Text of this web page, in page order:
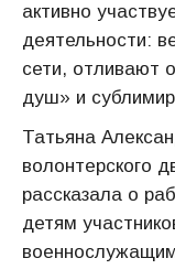
активно
деятельности:
сети, отливают
душ» и
Татьяна
волонтерского
рассказала о
детям